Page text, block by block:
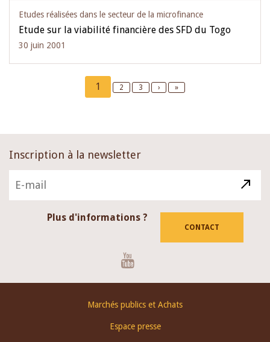
Etudes réalisées dans le secteur de la microfinance
Etude sur la viabilité financière des SFD du Togo
30 juin 2001
Current
page
1 Page
2 Page
3
Next
›
Last
»
Inscription à la newsletter
Plus d'informations ?
CONTACT
Marchés publics et Achats
Espace presse